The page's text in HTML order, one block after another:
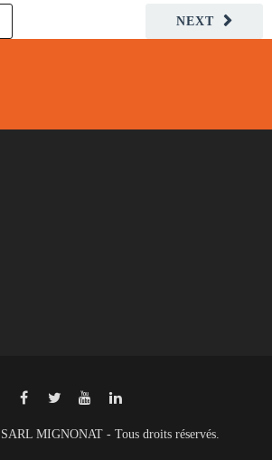
NEXT
MIGNONAT - Tous droits réservés.